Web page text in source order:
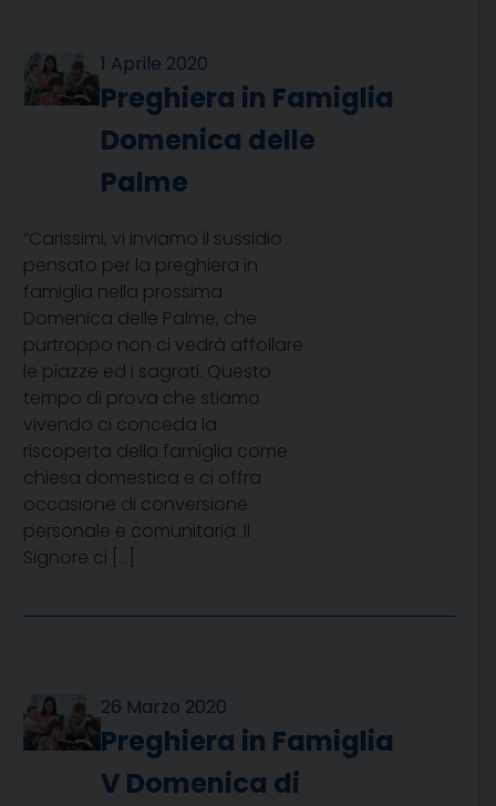
1 Aprile 2020
Preghiera in Famiglia
Domenica delle
Palme
“Carissimi, vi inviamo il sussidio
pensato per la preghiera in
famiglia nella prossima
Domenica delle Palme, che
purtroppo non ci vedrà affollare
le piazze ed i sagrati. Questo
tempo di prova che stiamo
vivendo ci conceda la
riscoperta della famiglia come
chiesa domestica e ci offra
occasione di conversione
personale e comunitaria. Il
Signore ci […]
26 Marzo 2020
Preghiera in Famiglia
V Domenica di